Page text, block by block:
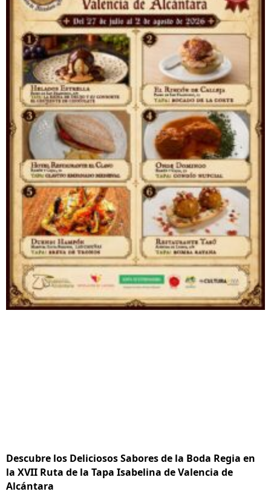
Descubre los Deliciosos Sabores de la Boda Regia en
la XVII Ruta de la Tapa Isabelina de Valencia de
Alcántara